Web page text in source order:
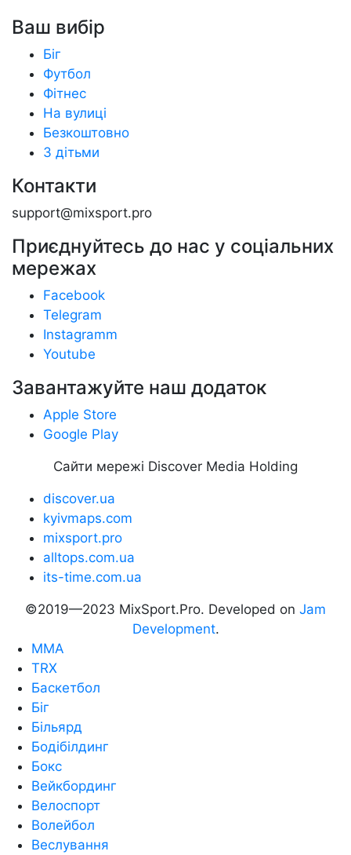
Ваш вибір
Біг
Футбол
Фітнес
На вулиці
Безкоштовно
З дітьми
Контакти
support@mixsport.pro
Приєднуйтесь до нас у соціальних
мережах
Facebook
Telegram
Instagramm
Youtube
Завантажуйте наш додаток
Apple Store
Google Play
Сайти мережі Discover Media Holding
discover.ua
kyivmaps.com
mixsport.pro
alltops.com.ua
its-time.com.ua
©2019—2023 MixSport.Pro. Developed on Jam
Development.
MMA
TRX
Баскетбол
Біг
Більярд
Бодібілдинг
Бокс
Вейкбординг
Велоспорт
Волейбол
Веслування